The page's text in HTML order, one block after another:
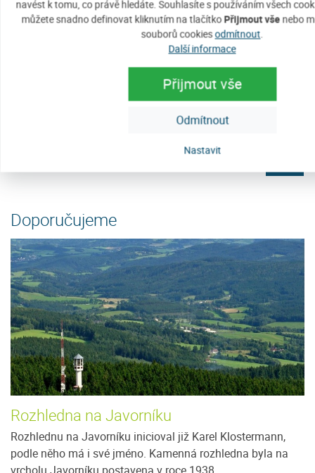
navést k tomu, co právě hledáte. Souhlasíte s používáním všech
můžete snadno definovat kliknutím na tlačítkoPřijmout vše nebo
souborů cookiesodmítnout.
Další informace
Přijmout vše
Odmítnout
Nastavit
Ubytování u Kašperů
Nabízíme ubytování v rodinném apartmánu v krásném
prostředí Šumavy. Ubytování na Javorníku je vhodné nejen
pro Vaši letní dovolenou, kdy můžete...
Doporučujeme
Rozhledna na Javorníku
Rozhlednu na Javorníku inicioval již Karel Klostermann,
podle něho má i své jméno. Kamenná rozhledna byla na